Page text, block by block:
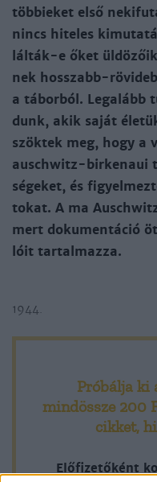
töb­bie­ket el­ső
nincs hi­te­les
lál­ták-e őket
nek hosszabb-
a tá­bor­ból.
dunk, akik sa­ját
szök­tek meg, hogy a
ausch­witz-­bir­ke­naui
sé­ge­ket, és
to­kat. A ma
mert do­ku­men­tá­ció
lóit tar­tal­maz­za.
1944.
Próbálja ki
mindössze 200
cikket,
Előfizetőként